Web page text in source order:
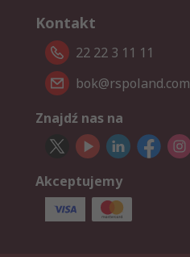
Kontakt
22 22 3 11 11
bok@rspoland.com
Znajdź nas na
Akceptujemy